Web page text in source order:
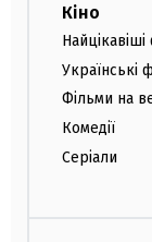
Кіно
Українські
Фільми на
Комедії
Серіали